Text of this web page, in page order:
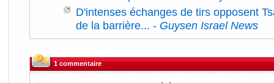
D'intenses échanges de tirs opposent
de la barrière... - Guysen Israel News
1 commentaire